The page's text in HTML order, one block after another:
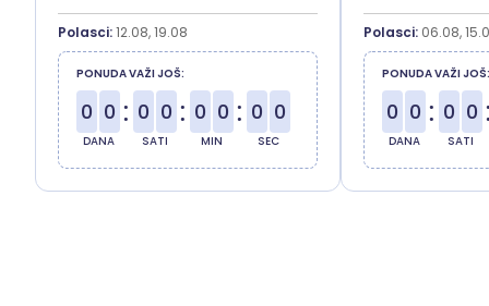
Polasci:12.08, 19.08
PONUDA VAŽI JOŠ:
0 0
DANA
: 0 0
SATI
: 0 0
MIN
: 0 0
SEC
Polasci: 06.08,
PONUDA VAŽI JOŠ:
0 0
DANA
: 0 0
SATI